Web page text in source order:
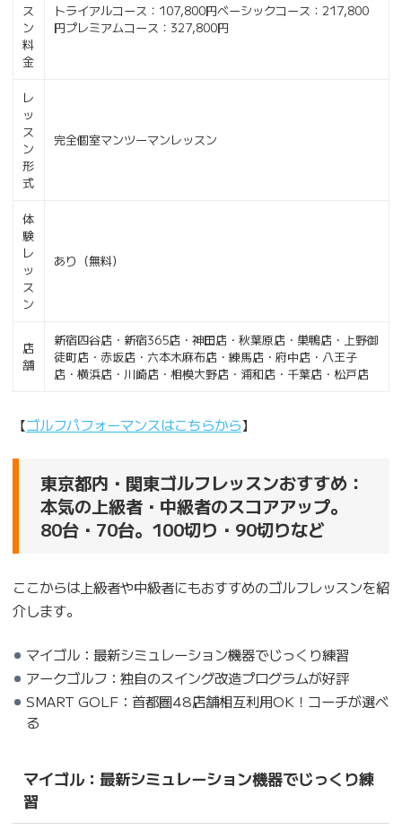
ス
ン
料
金
トライアルコース：107,800円ベーシックコース：217,800
円プレミアムコース：327,800円
レ
ッ
ス
ン
形
式
完全個室マンツーマンレッスン
体
験
レ
ッ
ス
ン
あり（無料）
店
舗
新宿四谷店・新宿365店・神田店・秋葉原店・巣鴨店・上野御
徒町店・赤坂店・六本木麻布店・練馬店・府中店・八王子
店・横浜店・川崎店・相模大野店・浦和店・千葉店・松戸店
【ゴルフパフォーマンスはこちらから】
東京都内・関東ゴルフレッスンおすすめ：
本気の上級者・中級者のスコアアップ。
80台・70台。100切り・90切りなど
ここからは上級者や中級者にもおすすめのゴルフレッスンを紹
介します。
マイゴル：最新シミュレーション機器でじっくり練習
アークゴルフ：独自のスイング改造プログラムが好評
SMART GOLF：首都圏48店舗相互利用OK！コーチが選べ
る
マイゴル：最新シミュレーション機器でじっくり練
習